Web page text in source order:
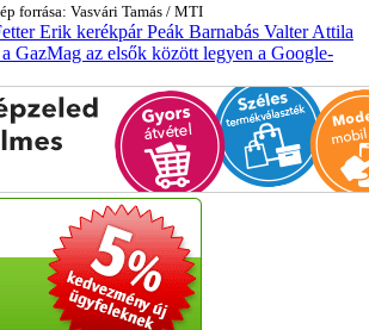
forrása: Vasvári Tamás / MTI
Erik kerékpárPeák Barnabás Valter Attila
GazMag az elsők között legyen a Google-